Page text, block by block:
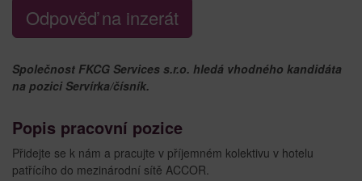
Odpověď na inzerát
Společnost FKCG Services s.r.o. hledá vhodného kandidáta
na pozici Servírka/čísník.
Popis pracovní pozice
Přidejte se k nám a pracujte v příjemném kolektivu v hotelu
patřícího do mezinárodní sítě ACCOR.